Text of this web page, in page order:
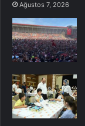
Ağustos 7, 2026